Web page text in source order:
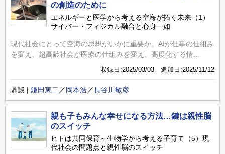
の創造のために
エネルギーと医学から考える空海が拓く未来（1）
サイバー・フィジカル融合と心身一如
現代社会にとって空海の思想がいかに重要か。AIが仕事の仕組み
を変え、超高齢社会が医療の仕組みを変え、高度化する情...
収録日:2025/03/03 追加日:2025/11/12
鼎談 | 鎌田東二 ／ 岡本浩／長谷川敏彦
親も子もみんな幸せになる方法…鍵は親性脳
のスイッチ
ヒトは共同保育～生物学から考える子育て（5）現
代社会の問題点と親性脳のスイッチ